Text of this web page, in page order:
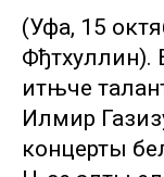
(Уфа, 15
Фђтхуллин).
итњче
Илмир
концерты